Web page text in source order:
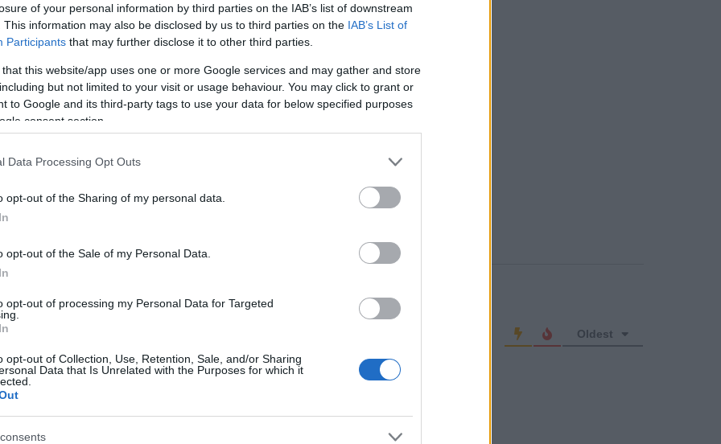
of your personal information by third parties on the IAB’s list of downstream
This information may also be disclosed by us to third parties on the IAB’s List of
Participants that may further disclose it to other third parties.
that this website/app uses one or more Google services and may gather and store
but not limited to your visit or usage behaviour. You may click to grant or
to Google and its third-party tags to use your data for below specified purposes
consent section.
Data Processing Opt Outs
opt-out of the Sharing of my personal data.
opt-out of the Sale of my Personal Data.
opt-out of processing my Personal Data for Targeted
opt-out of Collection, Use, Retention, Sale, and/or Sharing
Data that Is Unrelated with the Purposes for which it
Login
Oldest